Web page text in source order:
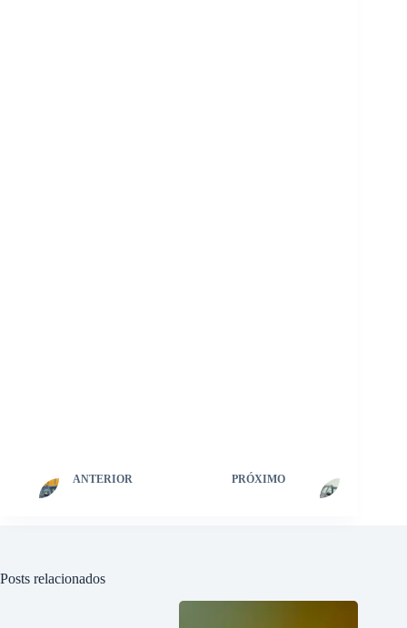
ANTERIOR PRÓXIMO
Posts relacionados